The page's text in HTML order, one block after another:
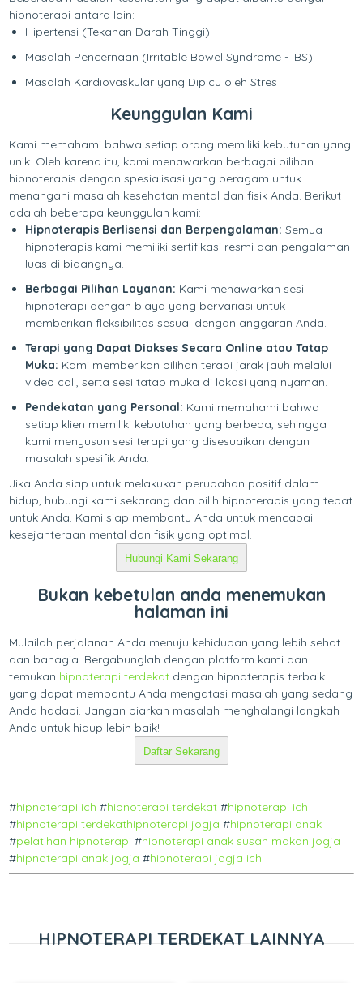
hipnoterapi antara lain:
Hipertensi (Tekanan Darah Tinggi)
Masalah Pencernaan (Irritable Bowel Syndrome - IBS)
Masalah Kardiovaskular yang Dipicu oleh Stres
Keunggulan Kami
Kami memahami bahwa setiap orang memiliki kebutuhan yang
unik. Oleh karena itu, kami menawarkan berbagai pilihan
hipnoterapis dengan spesialisasi yang beragam untuk
menangani masalah kesehatan mental dan fisik Anda. Berikut
adalah beberapa keunggulan kami:
Hipnoterapis Berlisensi dan Berpengalaman: Semua
hipnoterapis kami memiliki sertifikasi resmi dan pengalaman
luas di bidangnya.
Berbagai Pilihan Layanan: Kami menawarkan sesi
hipnoterapi dengan biaya yang bervariasi untuk
memberikan fleksibilitas sesuai dengan anggaran Anda.
Terapi yang Dapat Diakses Secara Online atau Tatap
Muka: Kami memberikan pilihan terapi jarak jauh melalui
video call, serta sesi tatap muka di lokasi yang nyaman.
Pendekatan yang Personal: Kami memahami bahwa
setiap klien memiliki kebutuhan yang berbeda, sehingga
kami menyusun sesi terapi yang disesuaikan dengan
masalah spesifik Anda.
Jika Anda siap untuk melakukan perubahan positif dalam
hidup, hubungi kami sekarang dan pilih hipnoterapis yang tepat
untuk Anda. Kami siap membantu Anda untuk mencapai
kesejahteraan mental dan fisik yang optimal.
Hubungi Kami Sekarang
Bukan kebetulan anda menemukan
halaman ini
Mulailah perjalanan Anda menuju kehidupan yang lebih sehat
dan bahagia. Bergabunglah dengan platform kami dan
temukan hipnoterapi terdekat dengan hipnoterapis terbaik
yang dapat membantu Anda mengatasi masalah yang sedang
Anda hadapi. Jangan biarkan masalah menghalangi langkah
Anda untuk hidup lebih baik!
Daftar Sekarang
#hipnoterapi ich #hipnoterapi terdekat #hipnoterapi ich
#hipnoterapi terdekathipnoterapi jogja #hipnoterapi anak
#pelatihan hipnoterapi #hipnoterapi anak susah makan jogja
#hipnoterapi anak jogja #hipnoterapi jogja ich
HIPNOTERAPI TERDEKAT LAINNYA